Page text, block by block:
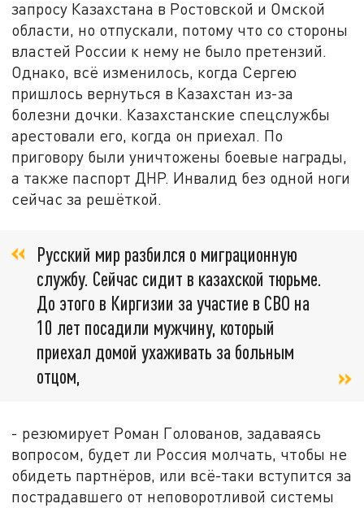
запросу Казахстана в Ростовской и Омской
области, но отпускали, потому что со стороны
властей России к нему не было претензий.
Однако, всё изменилось, когда Сергею
пришлось вернуться в Казахстан из-за
болезни дочки. Казахстанские спецслужбы
арестовали его, когда он приехал. По
приговору были уничтожены боевые награды,
а также паспорт ДНР. Инвалид без одной ноги
сейчас за решёткой.
Русский мир разбился о миграционную
службу. Сейчас сидит в казахской тюрьме.
До этого в Киргизии за участие в СВО на
10 лет посадили мужчину, который
приехал домой ухаживать за больным
отцом,
- резюмирует Роман Голованов, задаваясь
вопросом, будет ли Россия молчать, чтобы не
обидеть партнёров, или всё-таки вступится за
пострадавшего от неповоротливой системы